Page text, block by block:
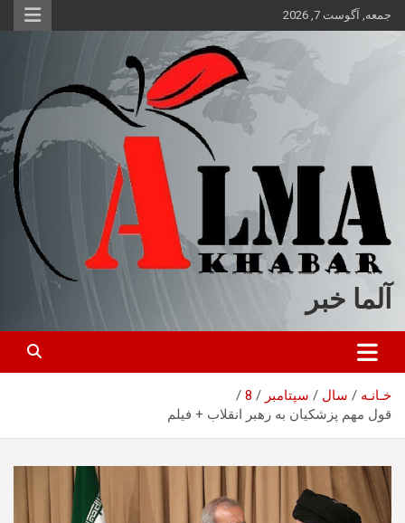
محتوا
جمعه, آگوست 7, 2026
آلما خبر
خـانـه سال سپتامبر
8
قول مهم پزشکیان به رهبر انقلاب + فیلم